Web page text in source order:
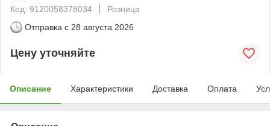
Код: 9120058378034
Розница
Отправка с 28 августа 2026
Цену уточняйте
Описание Характеристики Доставка Оплата